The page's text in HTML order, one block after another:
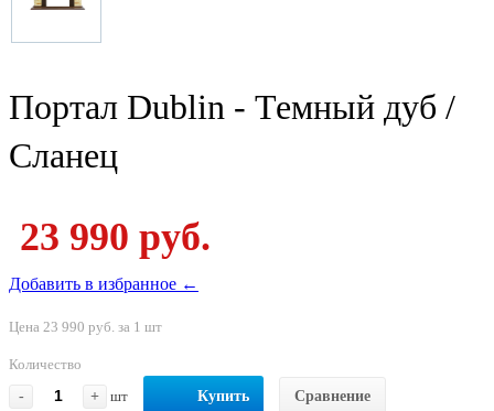
Портал Dublin - Темный дуб /
Сланец
23 990 руб.
Добавить в избранное ←
Цена 23 990 руб. за 1 шт
Количество
-
+ шт Купить Сравнение